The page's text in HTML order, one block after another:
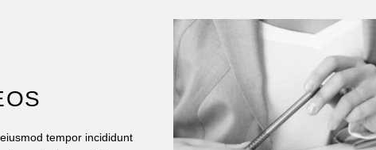
tempor incididunt